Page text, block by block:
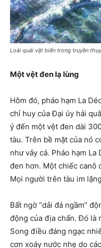
Loài quái vật biển trong truyền
Một vệt đen lạ lùng
Hôm đó, pháo hạm La
chỉ huy của Đại úy hải
ý đến một vệt đen dài
tàu. Trên bề mặt của nó
như vảy cá. Pháo hạm
đen hơn. Một chiếc canô
Mọi người trên tàu im
Bất ngờ “dải đá ngầm”
động của địa chấn. Đó là
Song điều đáng ngạc
cơn xoáy nước nhẹ do